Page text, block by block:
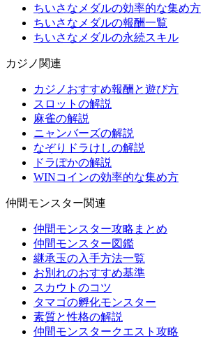
ちいさなメダルの効率的な集め方
ちいさなメダルの報酬一覧
ちいさなメダルの永続スキル
カジノ関連
カジノおすすめ報酬と遊び方
スロットの解説
麻雀の解説
ニャンバーズの解説
なぞりドラけしの解説
ドラぽかの解説
WINコインの効率的な集め方
仲間モンスター関連
仲間モンスター攻略まとめ
仲間モンスター図鑑
継承玉の入手方法一覧
お別れのおすすめ基準
スカウトのコツ
タマゴの孵化モンスター
素質と性格の解説
仲間モンスタークエスト攻略